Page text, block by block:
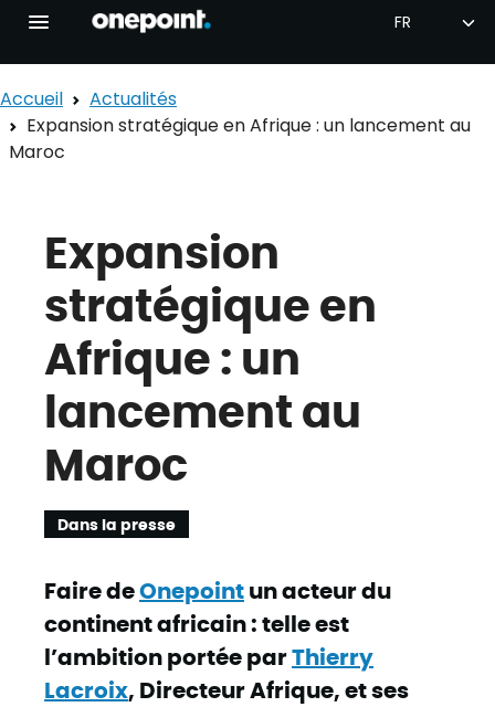
Accueil Onepoint
Accueil
Actualités
Expansion stratégique en Afrique : un lancement au
Maroc
Expansion
stratégique en
Afrique : un
lancement au
Maroc
Dans la presse
Faire deOnepoint un acteur du
continent africain : telle est
l’ambition portée parThierry
Lacroix, Directeur Afrique, et ses